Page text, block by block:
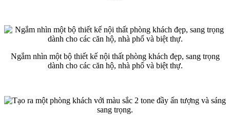
Ngắm nhìn một bộ thiết kế nội thất phòng khách đẹp, sang trọng
dành cho các căn hộ, nhà phố và biệt thự.